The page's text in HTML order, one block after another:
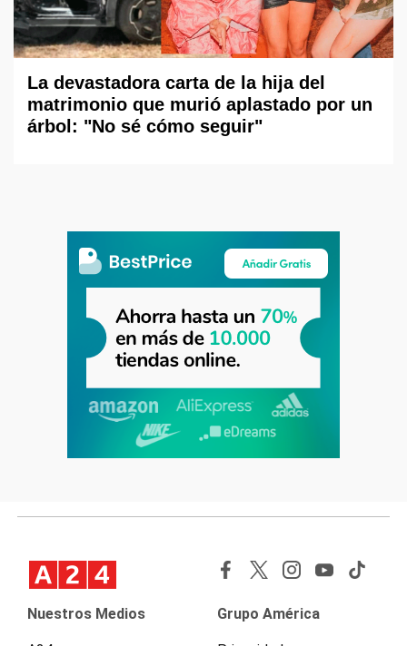
La devastadora carta de la hija del
matrimonio que murió aplastado por un
árbol: "No sé cómo seguir"
Nuestros Medios Grupo América